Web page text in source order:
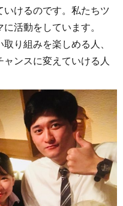
いけるのです。私たちツ
活動をしています。
り組みを楽しめる人、
ンスに変えていける人